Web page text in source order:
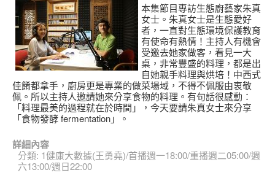
本集節目專訪生態廚藝家朱真
女士。朱真女士是生態愛好
者，一直對生態環境保護教育
有使命有熱情！主持人有機會
受邀去她家做客，看見一大
桌，非常豐盛的料理，都是出
自她親手料理與烘培！中西式
佳餚都拿手，廚房更是專業的做菜場域，不得不佩服由衷敬
佩。所以主持人邀請她來分享食物的料理。有句話很感動：
「料理最美的過程就在於時間」，今天要請朱真女士來分享
「食物發酵 fermentation」。
詳細內容
分類: 1健康大數據(王勇堯)/首播週一18:00/重播週二05:00/週
六13:00/週日22:00